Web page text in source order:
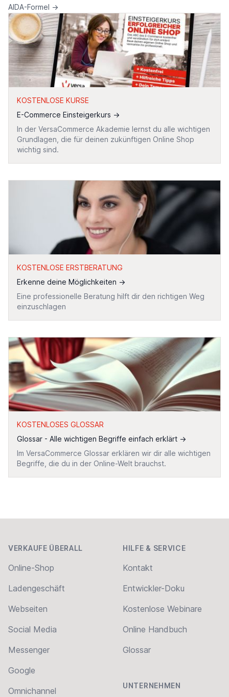
AIDA-Formel →
KOSTENLOSE KURSE
E-Commerce Einsteigerkurs →
In der VersaCommerce Akademie lernst du alle wichtigen
Grundlagen, die für deinen zukünftigen Online Shop
wichtig sind.
KOSTENLOSE ERSTBERATUNG
Erkenne deine Möglichkeiten →
Eine professionelle Beratung hilft dir den richtigen Weg
einzuschlagen
KOSTENLOSES GLOSSAR
Glossar - Alle wichtigen Begriffe einfach erklärt →
Im VersaCommerce Glossar erklären wir dir alle wichtigen
Begriffe, die du in der Online-Welt brauchst.
VERKAUFE ÜBERALL
Online-Shop
Ladengeschäft
Webseiten
Social Media
Messenger
Google
Omnichannel
HILFE & SERVICE
Kontakt
Entwickler-Doku
Kostenlose Webinare
Online Handbuch
Glossar
UNTERNEHMEN